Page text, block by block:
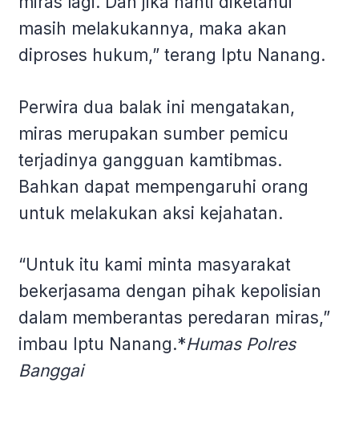
masih melakukannya, maka akan
diproses hukum,” terang Iptu Nanang.
Perwira dua balak ini mengatakan,
miras merupakan sumber pemicu
terjadinya gangguan kamtibmas.
Bahkan dapat mempengaruhi orang
untuk melakukan aksi kejahatan.
“Untuk itu kami minta masyarakat
bekerjasama dengan pihak kepolisian
dalam memberantas peredaran miras,”
imbau Iptu Nanang.*Humas Polres
Banggai